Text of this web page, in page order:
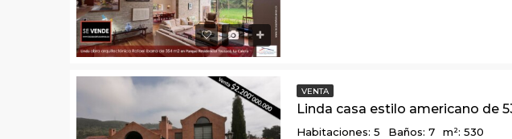
VENTA
Habitaciones: 5 Baños: 7
m²: 530